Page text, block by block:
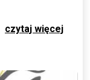
czytaj więcej